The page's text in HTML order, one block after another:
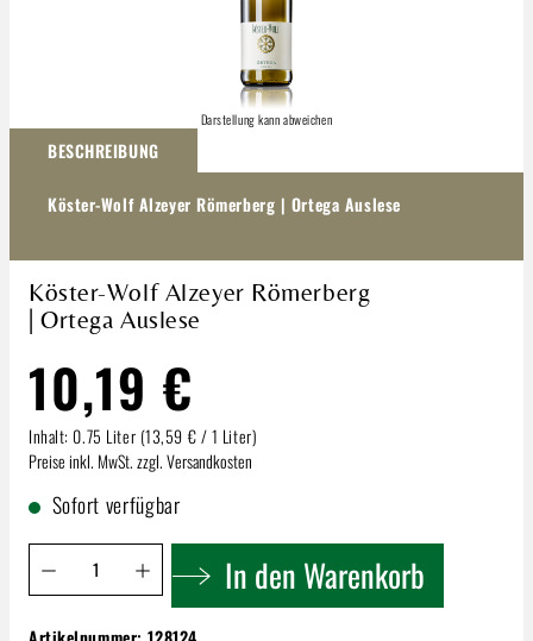
Darstellung kann abweichen
BESCHREIBUNG
Köster-Wolf Alzeyer Römerberg | Ortega Auslese
Köster-Wolf Alzeyer Römerberg
| Ortega Auslese
10,19 €
Inhalt: 0.75 Liter (13,59 € / 1 Liter)
Preise inkl. MwSt. zzgl. Versandkosten
Sofort verfügbar
Produkt Anzahl: Gib den gewünschten Wert ein oder
In den Warenkorb